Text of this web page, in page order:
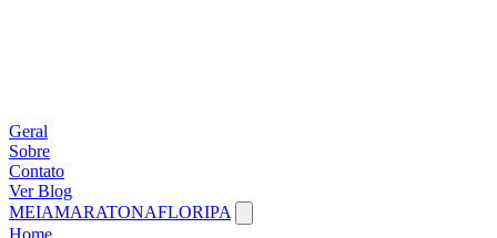
Geral
Sobre
Contato
Ver Blog
MEIAMARATONAFLORIPA
Home